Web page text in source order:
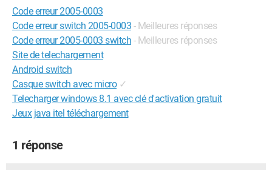
Voila. J'espere que vous avez compris ce qu'il ce passe avec
ma Switch et j'espere que vous trouverai des solution. Si vous
avez des question par rapport a ce problème n'hésiter pas.
Code erreur 2005-0003
Code erreur switch 2005-0003 - Meilleures réponses
Code erreur 2005-0003 switch - Meilleures réponses
Site de telechargement
Android switch
Casque switch avec micro ✓
Telecharger windows 8.1 avec clé d'activation gratuit
Jeux java itel téléchargement
1 réponse